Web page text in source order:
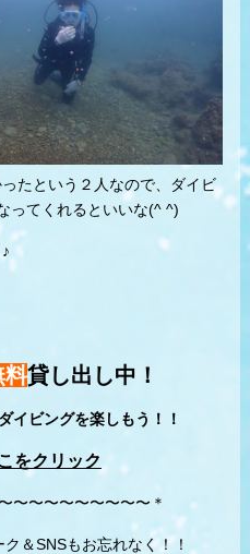
たという２人なので、ダイビ
ってくれるといいな(^ ^)
料貸し出し中！
イビングを楽しもう！！
をクリック
〜〜〜〜〜〜〜〜〜＊
＆SNSもお忘れなく！！